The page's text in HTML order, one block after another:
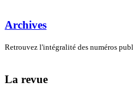
Archives
Retrouvez l'intégralité des numéros
La revue